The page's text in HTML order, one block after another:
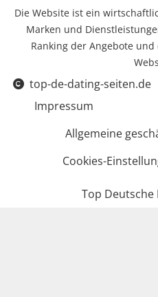
Die Website ist ein
Marken und
Ranking der Angebote
top-de-dating-seiten.de
Impressum
Allgemeine
Cookies-
Top Deutsche